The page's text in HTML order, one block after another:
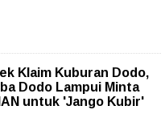
Klaim Kuburan Dodo,
Dodo Lampui Minta
untuk 'Jango Kubir'